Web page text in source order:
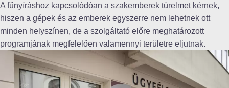
A fűnyíráshoz kapcsolódóan a szakemberek türelmet kérnek,
hiszen a gépek és az emberek egyszerre nem lehetnek ott
minden helyszínen, de a szolgáltató előre meghatározott
programjának megfelelően valamennyi területre eljutnak.